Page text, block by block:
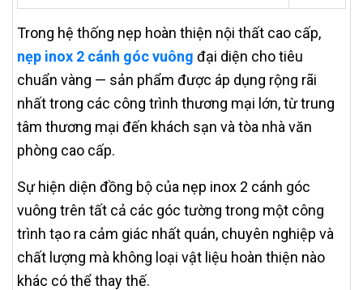
Trong hệ thống nẹp hoàn thiện nội thất cao cấp,
nẹp inox 2 cánh góc vuông đại diện cho tiêu
chuẩn vàng — sản phẩm được áp dụng rộng rãi
nhất trong các công trình thương mại lớn, từ trung
tâm thương mại đến khách sạn và tòa nhà văn
phòng cao cấp.
Sự hiện diện đồng bộ của nẹp inox 2 cánh góc
vuông trên tất cả các góc tường trong một công
trình tạo ra cảm giác nhất quán, chuyên nghiệp và
chất lượng mà không loại vật liệu hoàn thiện nào
khác có thể thay thế.